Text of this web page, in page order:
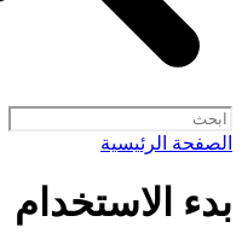
الصفحة الرئيسية
بدء الاستخدام